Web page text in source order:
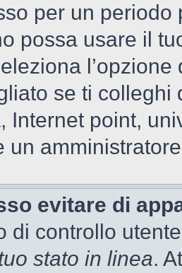
per un
possa usare il
se ti
Internet point,
un
evitare di
di controllo
stato in linea.